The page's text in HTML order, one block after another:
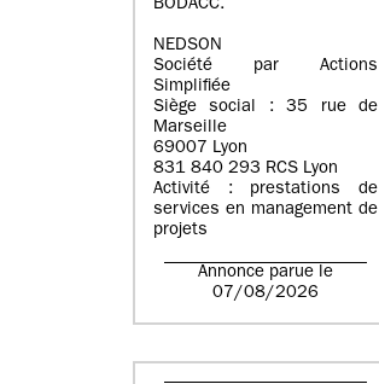
BODACC.
NEDSON
Société par Actions
Simplifiée
Siège social : 35 rue de
Marseille
69007 Lyon
831 840 293 RCS Lyon
Activité : prestations de
services en management de
projets
Annonce parue le
07/08/2026